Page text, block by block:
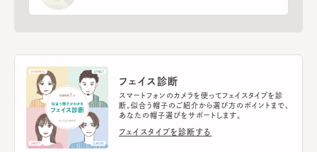
フェイス診断
スマートフォンのカメラを使ってフェイスタイプを診
断。似合う帽子のご紹介から選び方のポイントまで、
あなたの帽子選びをサポートします。
フェイスタイプを診断する